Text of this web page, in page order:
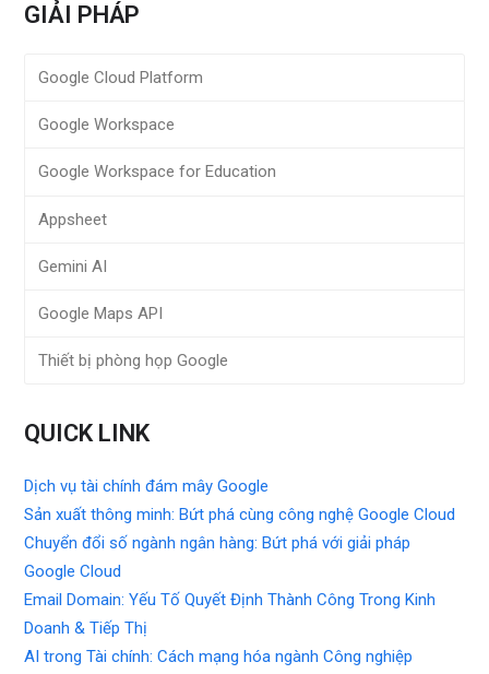
GIẢI PHÁP
Google Cloud Platform
Google Workspace
Google Workspace for Education
Appsheet
Gemini AI
Google Maps API
Thiết bị phòng họp Google
QUICK LINK
Dịch vụ tài chính đám mây Google
Sản xuất thông minh: Bứt phá cùng công nghệ Google Cloud
Chuyển đổi số ngành ngân hàng: Bứt phá với giải pháp
Google Cloud
Email Domain: Yếu Tố Quyết Định Thành Công Trong Kinh
Doanh & Tiếp Thị
AI trong Tài chính: Cách mạng hóa ngành Công nghiệp